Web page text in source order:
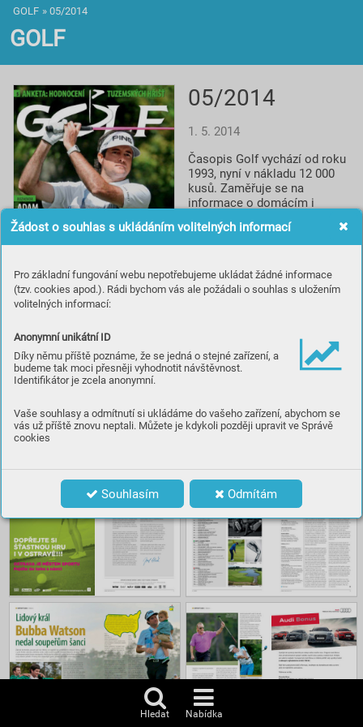
Žádost o souhlas s ukládáním volitelných informací
Pro základní fungování webu nepotřebujeme ukládat žádné informace
(tzv. cookies apod.). Rádi bychom vás ale požádali o souhlas s uložením
volitelných informací:
Anonymní unikátní ID
Díky němu příště poznáme, že se jedná o stejné zařízení, a
budeme tak moci přesněji vyhodnotit návštěvnost.
Identifikátor je zcela anonymní.
Vaše souhlasy a odmítnutí si ukládáme do vašeho zařízení, abychom se
vás už příště znovu neptali. Můžete je kdykoli později upravit ve Správě
cookies
Souhlasím Odmítám
05/2014
1. 5. 2014
Časopis Golf vychází od roku
1993, nyní v nákladu 12 000
kusů. Zaměřuje se na
informace o domácím i
rozhovory a profily, testy
vybavení, informace o
golfem. Spolupracuje s
prestižním britským titulem
asociace.
Obsah
GOLF » 05/2014
GOLF
Hledat Nabídka